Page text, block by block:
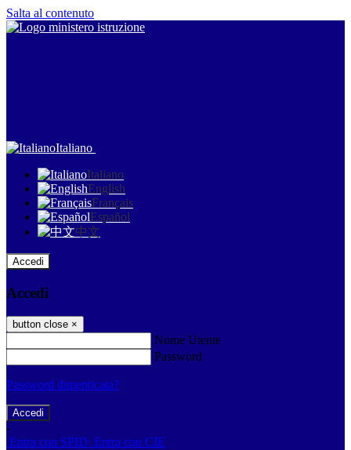
Salta al contenuto
Italiano
Italiano
English
Français
Español
中文
Accedi
Accedi
button close ×
Nome Utente
Password
Password dimenticata?
-
Entra con SPID Entra con CIE